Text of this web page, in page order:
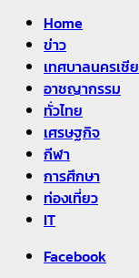
Home
ข่าว
เทศบาลนครเชี
อาชญากรรม
ทั่วไทย
เศรษฐกิจ
กีฬา
การศึกษา
ท่องเที่ยว
IT
Facebook